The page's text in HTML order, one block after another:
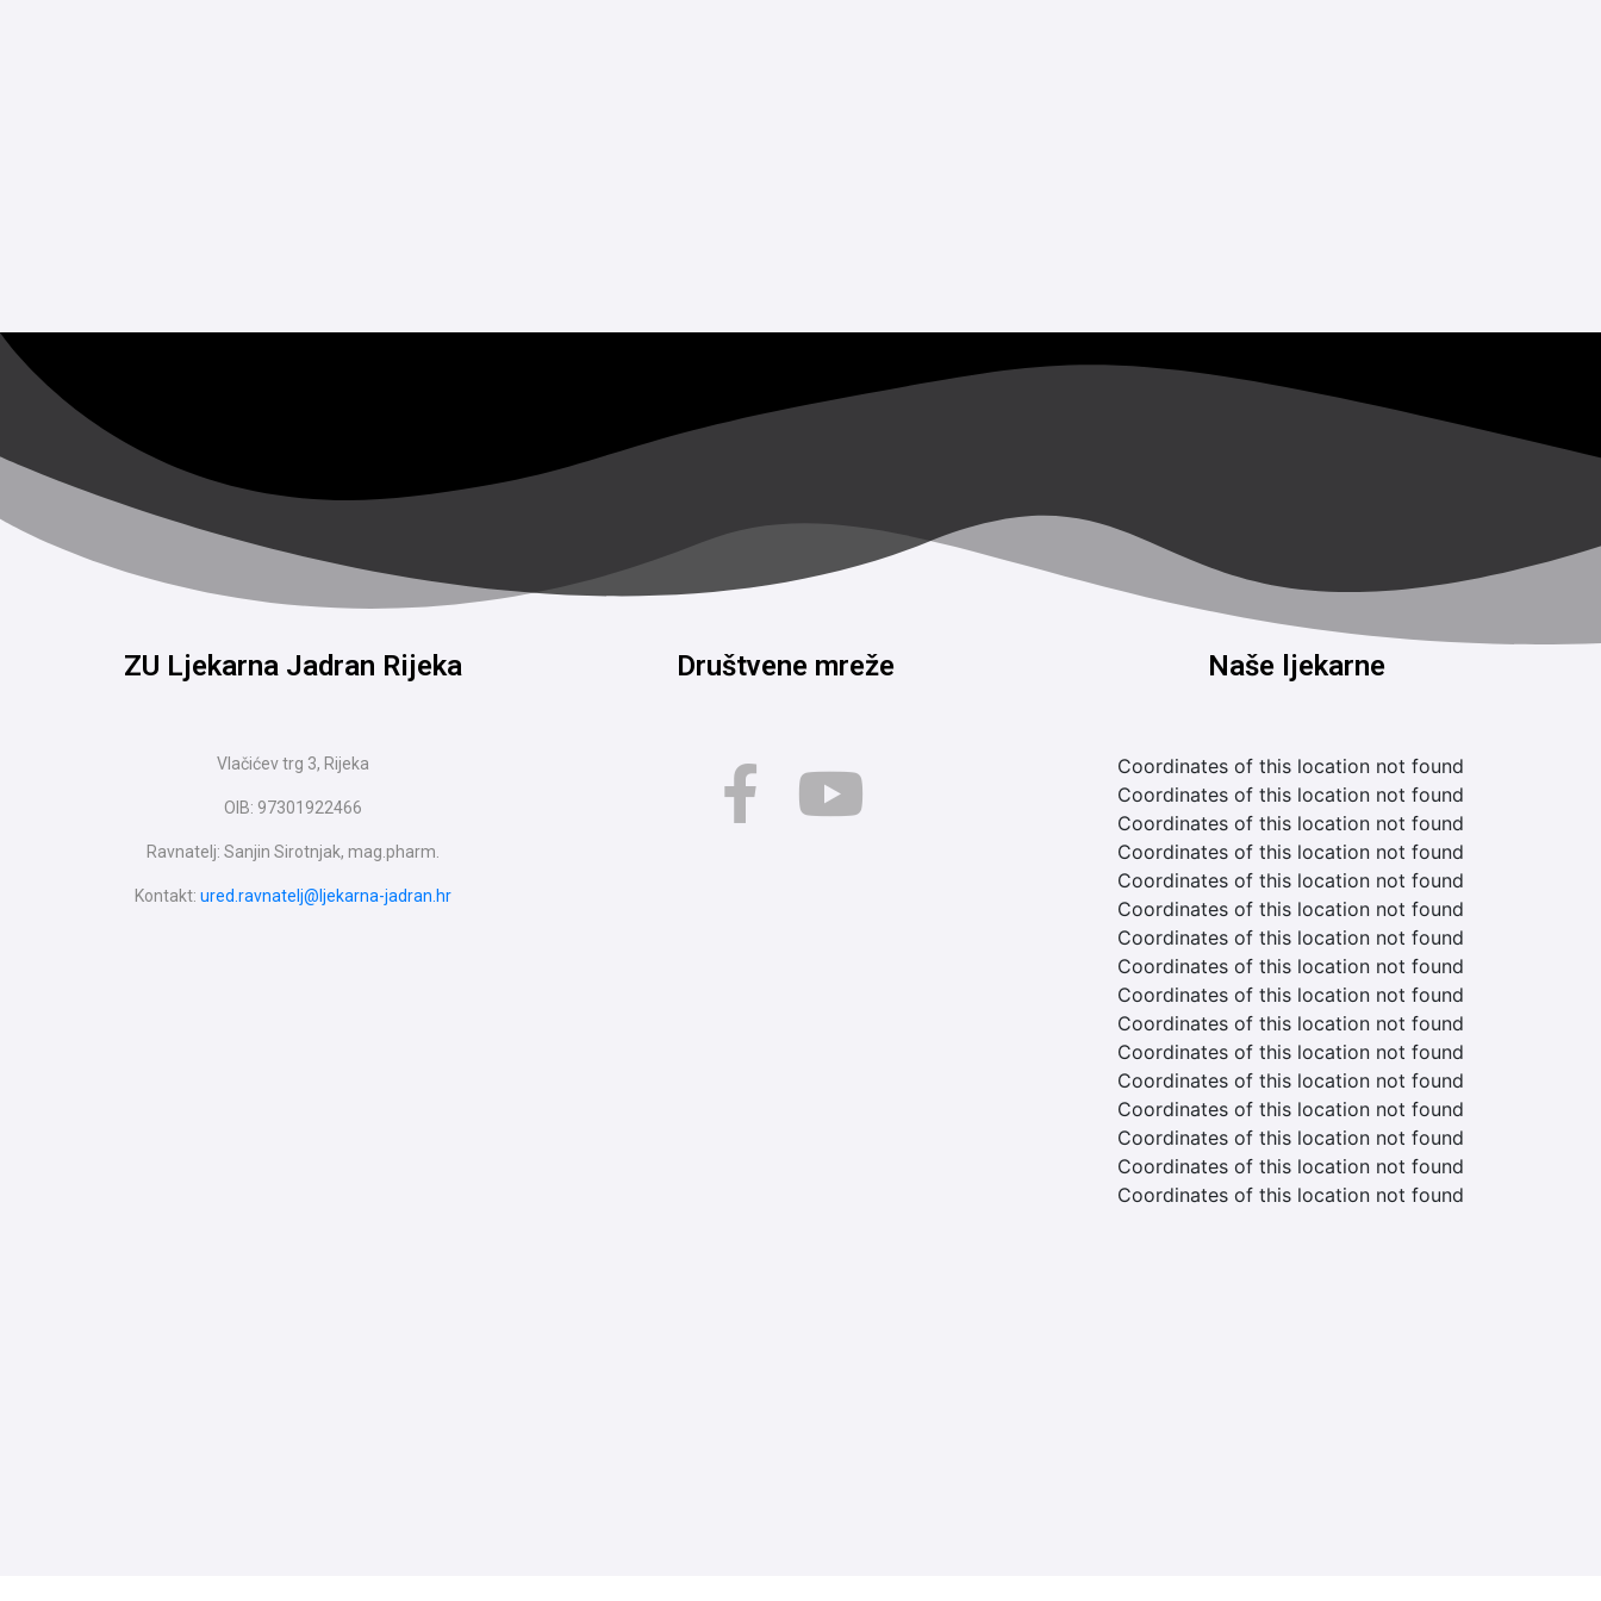
ZU Ljekarna Jadran Rijeka
Vlačićev trg 3, Rijeka
OIB: 97301922466
Ravnatelj: Sanjin Sirotnjak, mag.pharm.
Kontakt: ured.ravnatelj@ljekarna-jadran.hr
Društvene mreže Naše ljekarne
Coordinates of this location not found
Coordinates of this location not found
Coordinates of this location not found
Coordinates of this location not found
Coordinates of this location not found
Coordinates of this location not found
Coordinates of this location not found
Coordinates of this location not found
Coordinates of this location not found
Coordinates of this location not found
Coordinates of this location not found
Coordinates of this location not found
Coordinates of this location not found
Coordinates of this location not found
Coordinates of this location not found
Coordinates of this location not found